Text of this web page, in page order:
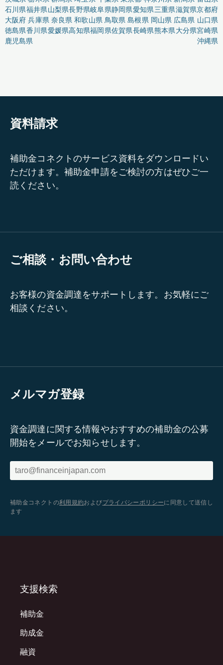
石川県福井県山梨県長野県岐阜県静岡県愛知県三重県滋賀県京都府
大阪府 兵庫県 奈良県 和歌山県 鳥取県 島根県 岡山県 広島県 山口県
徳島県香川県愛媛県高知県福岡県佐賀県長崎県熊本県大分県宮崎県
鹿児島県
沖縄県
資料請求
補助金コネクトのサービス資料をダウンロードい
ただけます。補助金申請をご検討の方はぜひご一
読ください。
ご相談・お問い合わせ
お客様の資金調達をサポートします。お気軽にご
相談ください。
メルマガ登録
資金調達に関する情報やおすすめの補助金の公募
開始をメールでお知らせします。
補助金コネクトの利用規約およびプライバシーポリシーに同意して送信し
ます
支援検索
補助金
助成金
融資